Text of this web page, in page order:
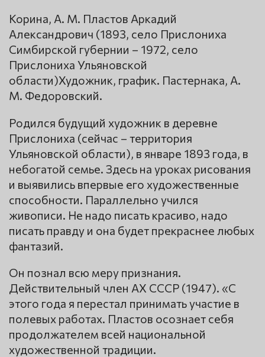
Корина, А. М. Пластов Аркадий
Александрович (1893, село Прислониха
Симбирской губернии – 1972, село
Прислониха Ульяновской
области)Художник, график. Пастернака, А.
М. Федоровский.
Родился будущий художник в деревне
Прислониха (сейчас – территория
Ульяновской области), в январе 1893 года, в
небогатой семье. Здесь на уроках рисования
и выявились впервые его художественные
способности. Параллельно учился
живописи. Не надо писать красиво, надо
писать правду и она будет прекраснее любых
фантазий.
Он познал всю меру признания.
Действительный член АХ СССР (1947). «С
этого года я перестал принимать участие в
полевых работах. Пластов осознает себя
продолжателем всей национальной
художественной традиции.